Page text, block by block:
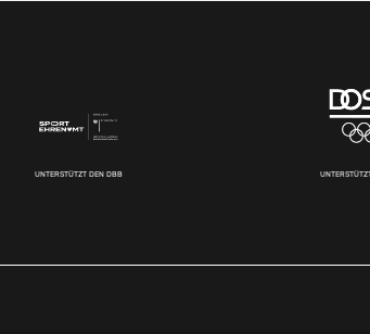
UNTERSTÜTZT DEN DBB